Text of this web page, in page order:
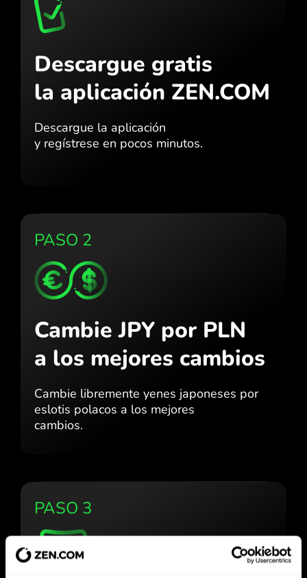
Descargue gratis
la aplicación ZEN.COM
Descargue la aplicación
y regístrese en pocos minutos.
PASO 2
Cambie JPY por PLN
a los mejores cambios
Cambie libremente yenes japoneses por
eslotis polacos a los mejores
cambios.
PASO 3